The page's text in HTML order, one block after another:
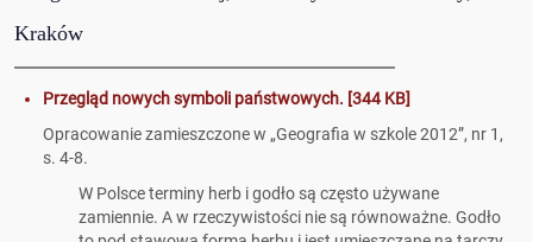
Kraków
Przegląd nowych symboli państwowych. [344 KB]
Opracowanie zamieszczone w „Geografia w szkole 2012”, nr 1,
s. 4-8.
W Polsce terminy herb i godło są często używane
zamiennie. A w rzeczywistości nie są równoważne. Godło